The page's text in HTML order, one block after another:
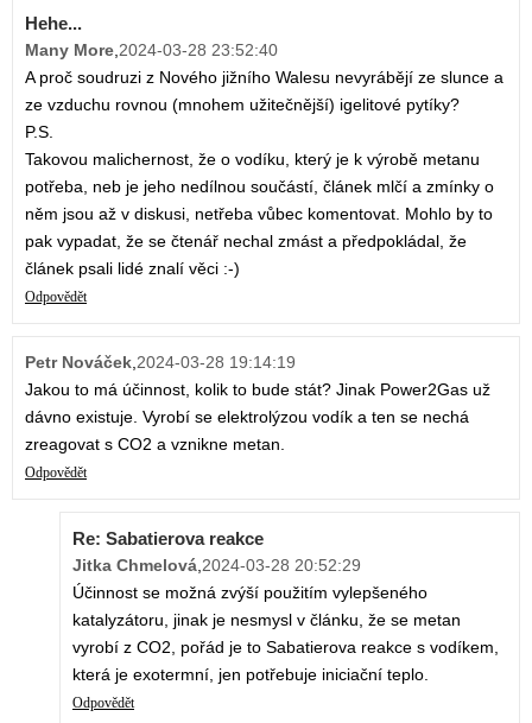
Hehe...
Many More,2024-03-28 23:52:40
A proč soudruzi z Nového jižního Walesu nevyrábějí ze slunce a
ze vzduchu rovnou (mnohem užitečnější) igelitové pytíky?
P.S.
Takovou malichernost, že o vodíku, který je k výrobě metanu
potřeba, neb je jeho nedílnou součástí, článek mlčí a zmínky o
něm jsou až v diskusi, netřeba vůbec komentovat. Mohlo by to
pak vypadat, že se čtenář nechal zmást a předpokládal, že
článek psali lidé znalí věci :-)
Odpovědět
Petr Nováček,2024-03-28 19:14:19
Jakou to má účinnost, kolik to bude stát? Jinak Power2Gas už
dávno existuje. Vyrobí se elektrolýzou vodík a ten se nechá
zreagovat s CO2 a vznikne metan.
Odpovědět
Re: Sabatierova reakce
Jitka Chmelová,2024-03-28 20:52:29
Účinnost se možná zvýší použitím vylepšeného
katalyzátoru, jinak je nesmysl v článku, že se metan
vyrobí z CO2, pořád je to Sabatierova reakce s vodíkem,
která je exotermní, jen potřebuje iniciační teplo.
Odpovědět